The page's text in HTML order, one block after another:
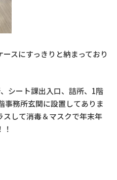
スにすっきりと納まっており
シート課出入口、詰所、1階
事務所玄関に設置してありま
して消毒＆マスクで年末年